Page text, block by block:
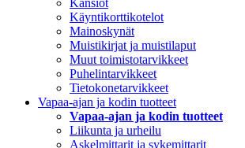
Kansiot
Käyntikorttikotelot
Mainoskynät
Muistikirjat ja muistilaput
Muut toimistotarvikkeet
Puhelintarvikkeet
Tietokonetarvikkeet
Vapaa-ajan ja kodin tuotteet
Vapaa-ajan ja kodin tuotteet
Liikunta ja urheilu
Askelmittarit ja sykemittarit